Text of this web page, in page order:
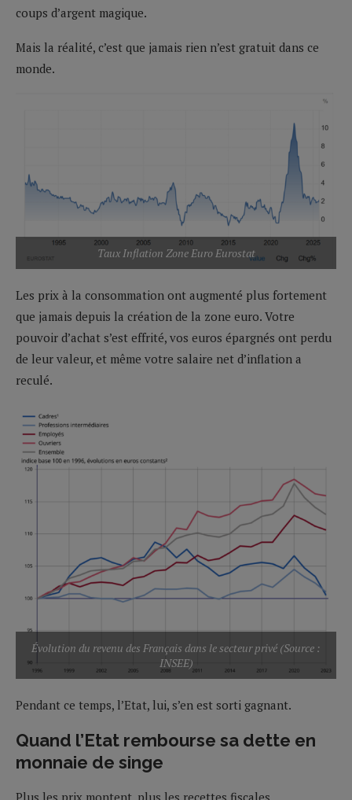
coups d’argent magique.
Mais la réalité, c’est que jamais rien n’est gratuit dans ce
monde.
Taux Inflation Zone Euro Eurostat
Les prix à la consommation ont augmenté plus fortement
que jamais depuis la création de la zone euro. Votre
pouvoir d’achat s’est effrité, vos euros épargnés ont perdu
de leur valeur, et même votre salaire net d’inflation a
reculé.
Évolution du revenu des Français dans le secteur privé (Source :
INSEE)
Pendant ce temps, l’Etat, lui, s’en est sorti gagnant.
Quand l’Etat rembourse sa dette en
monnaie de singe
Plus les prix montent, plus les recettes fiscales